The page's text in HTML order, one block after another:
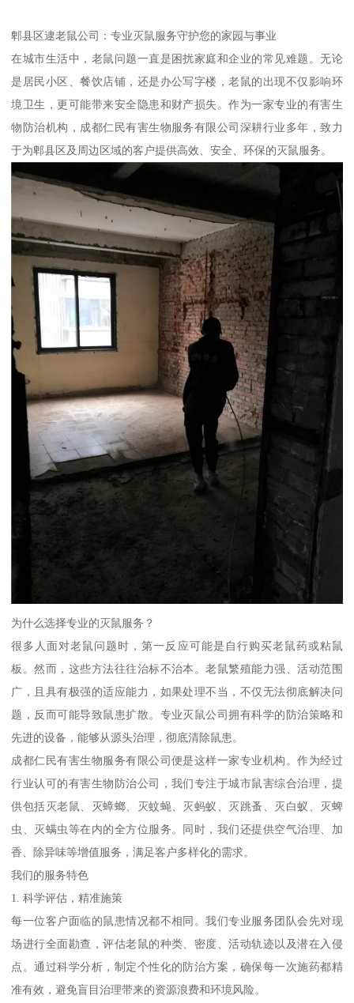
郫县区逮老鼠公司：专业灭鼠服务守护您的家园与事业
在城市生活中，老鼠问题一直是困扰家庭和企业的常见难题。无论
是居民小区、餐饮店铺，还是办公写字楼，老鼠的出现不仅影响环
境卫生，更可能带来安全隐患和财产损失。作为一家专业的有害生
物防治机构，成都仁民有害生物服务有限公司深耕行业多年，致力
于为郫县区及周边区域的客户提供高效、安全、环保的灭鼠服务。
为什么选择专业的灭鼠服务？
很多人面对老鼠问题时，第一反应可能是自行购买老鼠药或粘鼠
板。然而，这些方法往往治标不治本。老鼠繁殖能力强、活动范围
广，且具有极强的适应能力，如果处理不当，不仅无法彻底解决问
题，反而可能导致鼠患扩散。专业灭鼠公司拥有科学的防治策略和
先进的设备，能够从源头治理，彻底清除鼠患。
成都仁民有害生物服务有限公司便是这样一家专业机构。作为经过
行业认可的有害生物防治公司，我们专注于城市鼠害综合治理，提
供包括灭老鼠、灭蟑螂、灭蚊蝇、灭蚂蚁、灭跳蚤、灭白蚁、灭蜱
虫、灭螨虫等在内的全方位服务。同时，我们还提供空气治理、加
香、除异味等增值服务，满足客户多样化的需求。
我们的服务特色
1. 科学评估，精准施策
每一位客户面临的鼠患情况都不相同。我们专业服务团队会先对现
场进行全面勘查，评估老鼠的种类、密度、活动轨迹以及潜在入侵
点。通过科学分析，制定个性化的防治方案，确保每一次施药都精
准有效，避免盲目治理带来的资源浪费和环境风险。